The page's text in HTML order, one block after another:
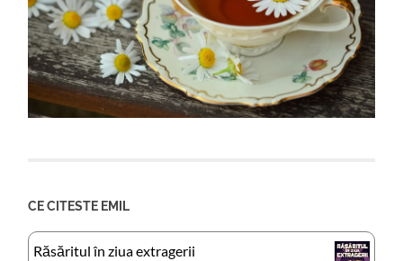
CE CITESTE EMIL
Răsăritul în ziua extragerii